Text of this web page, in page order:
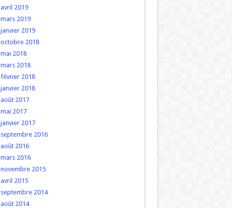
avril 2019
mars 2019
janvier 2019
octobre 2018
mai 2018
mars 2018
février 2018
janvier 2018
août 2017
mai 2017
janvier 2017
septembre 2016
août 2016
mars 2016
novembre 2015
avril 2015
septembre 2014
août 2014